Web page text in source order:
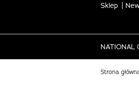
Sklep
NATIONAL
Strona